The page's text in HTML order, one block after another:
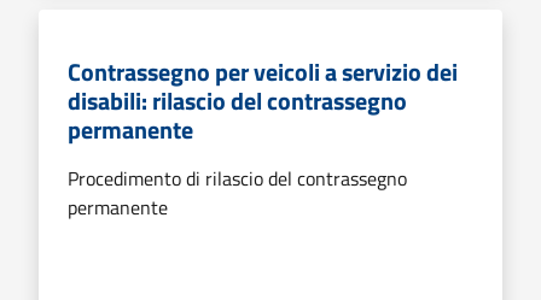
Contrassegno per veicoli a servizio dei
disabili: rilascio del contrassegno
permanente
Procedimento di rilascio del contrassegno
permanente